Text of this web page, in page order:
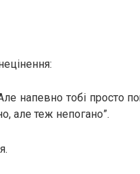
напевно тобі просто
але теж непогано”.